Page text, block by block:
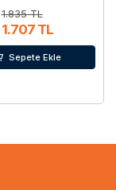
1.835 TL
1.707 TL
Sepete Ekle